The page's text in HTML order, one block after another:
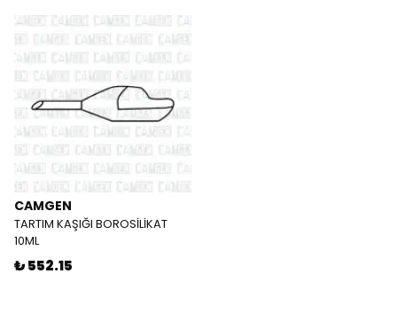
CAMGEN
TARTIM KAŞIĞI BOROSİLİKAT
10ML
₺ 552.15